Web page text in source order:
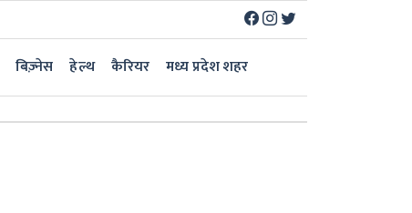
बिज़्नेस हेल्थ कैरियर मध्य प्रदेश शहर